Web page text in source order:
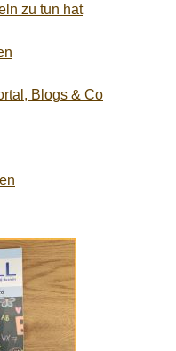
zu tun hat
Blogs & Co